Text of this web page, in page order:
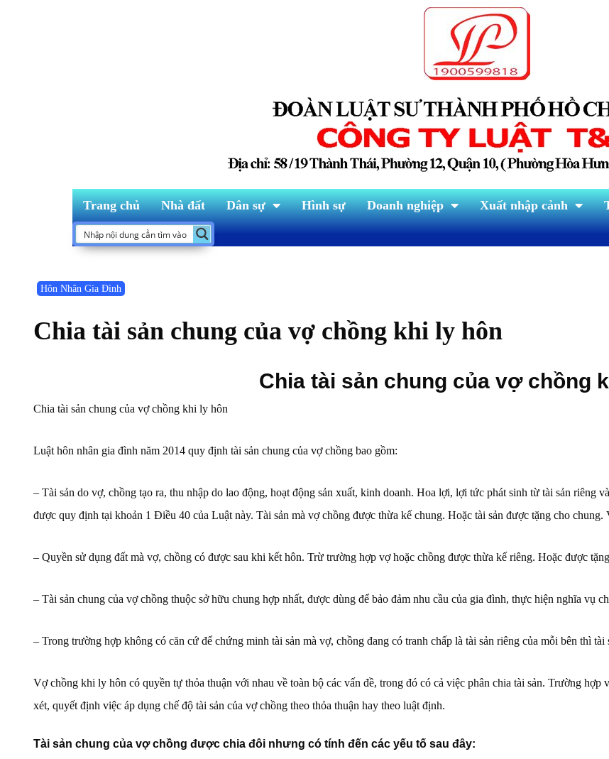
Trang chủ Nhà đất Dân sự Hình sự Doanh nghiệp Xuất nhập cảnh
Hôn Nhân Gia Đình
Chia tài sản chung của vợ chồng khi ly hôn
Chia tài sản chung của vợ chồng
Chia tài sản chung của vợ chồng khi ly hôn
Luật hôn nhân gia đình năm 2014 quy định tài sản chung của vợ chồng bao gồm:
– Tài sản do vợ, chồng tạo ra, thu nhập do lao động, hoạt động sản xuất, kinh doanh. Hoa lợi, lợi tức phát sinh từ tài sản riêng
được quy định tại khoản 1 Điều 40 của Luật này. Tài sản mà vợ chồng được thừa kế chung. Hoặc tài sản được tặng cho chung.
– Quyền sử dụng đất mà vợ, chồng có được sau khi kết hôn. Trừ trường hợp vợ hoặc chồng được thừa kế riêng. Hoặc được
– Tài sản chung của vợ chồng thuộc sở hữu chung hợp nhất, được dùng để bảo đảm nhu cầu của gia đình, thực hiện nghĩa vụ
– Trong trường hợp không có căn cứ để chứng minh tài sản mà vợ, chồng đang có tranh chấp là tài sản riêng của mỗi bên thì tài
Vợ chồng khi ly hôn có quyền tự thỏa thuận với nhau về toàn bộ các vấn đề, trong đó có cả việc phân chia tài sản. Trường
xét, quyết định việc áp dụng chế độ tài sản của vợ chồng theo thỏa thuận hay theo luật định.
Tài sản chung của vợ chồng được chia đôi nhưng có tính đến các yếu tố sau đây: